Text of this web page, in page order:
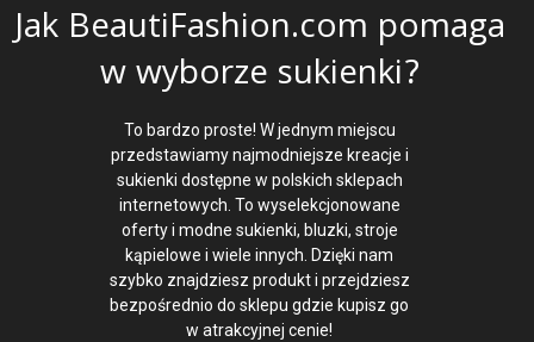
Jak BeautiFashion.com pomaga
w wyborze sukienki?
To bardzo proste! W jednym miejscu
przedstawiamy najmodniejsze kreacje i
sukienki dostępne w polskich sklepach
internetowych. To wyselekcjonowane
oferty i modne sukienki, bluzki, stroje
kąpielowe i wiele innych. Dzięki nam
szybko znajdziesz produkt i przejdziesz
bezpośrednio do sklepu gdzie kupisz go
w atrakcyjnej cenie!